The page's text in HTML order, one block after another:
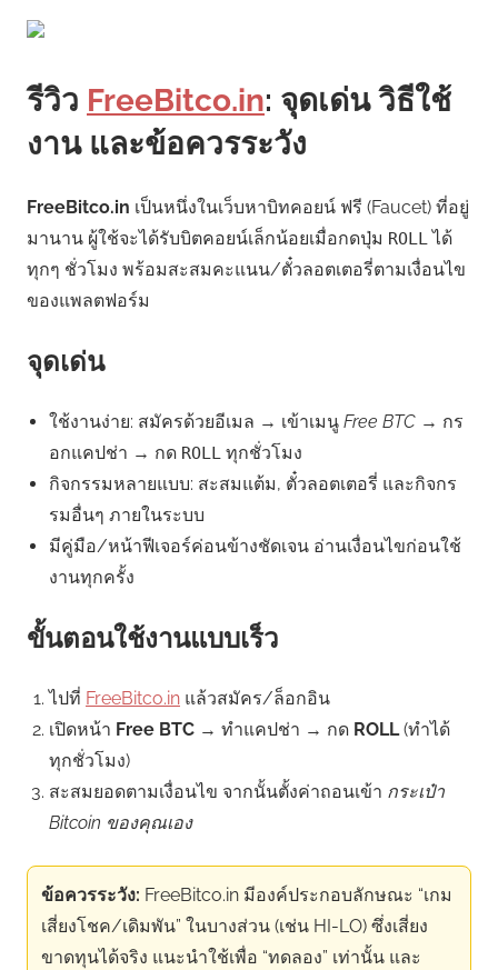
รีวิว FreeBitco.in: จุดเด่น วิธีใช้
งาน และข้อควรระวัง
FreeBitco.in เป็นหนึ่งในเว็บหาบิทคอยน์ ฟรี (Faucet) ที่อยู่
มานาน ผู้ใช้จะได้รับบิตคอยน์เล็กน้อยเมื่อกดปุ่ม ROLLได้
ทุกๆ ชั่วโมง พร้อมสะสมคะแนน/ตั๋วลอตเตอรี่ตามเงื่อนไข
ของแพลตฟอร์ม
จุดเด่น
ใช้งานง่าย: สมัครด้วยอีเมล → เข้าเมนู Free BTC → กร
อกแคปช่า → กด ROLL ทุกชั่วโมง
กิจกรรมหลายแบบ: สะสมแต้ม, ตั๋วลอตเตอรี่ และกิจกร
รมอื่นๆ ภายในระบบ
มีคู่มือ/หน้าฟีเจอร์ค่อนข้างชัดเจน อ่านเงื่อนไขก่อนใช้
งานทุกครั้ง
ขั้นตอนใช้งานแบบเร็ว
ไปที่ FreeBitco.in แล้วสมัคร/ล็อกอิน
เปิดหน้า Free BTC → ทำแคปช่า → กด ROLL(ทำได้
ทุกชั่วโมง)
สะสมยอดตามเงื่อนไข จากนั้นตั้งค่าถอนเข้า กระเป๋า
Bitcoin ของคุณเอง
ข้อควรระวัง: FreeBitco.in มีองค์ประกอบลักษณะ “เกม
เสี่ยงโชค/เดิมพัน” ในบางส่วน (เช่น HI-LO) ซึ่งเสี่ยง
ขาดทุนได้จริง แนะนำใช้เพื่อ “ทดลอง” เท่านั้น และ